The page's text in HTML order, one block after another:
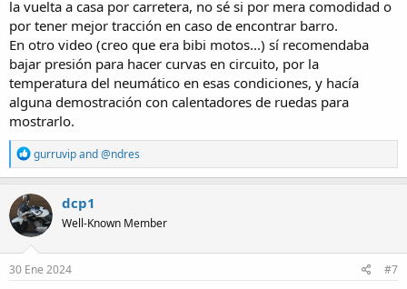
la vuelta a casa por carretera, no sé si por mera comodidad o
por tener mejor tracción en caso de encontrar barro.
En otro video (creo que era bibi motos...) sí recomendaba
bajar presión para hacer curvas en circuito, por la
temperatura del neumático en esas condiciones, y hacía
alguna demostración con calentadores de ruedas para
mostrarlo.
R
e
a
c
t
i
o
n
s
gurruvipand@ndres
dcp1
Well-Known Member
30 Ene 2024 #7